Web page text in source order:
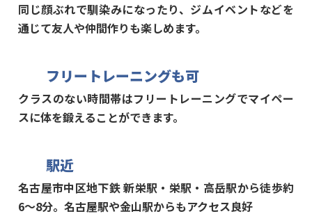
同じ顔ぶれで馴染みになったり、ジムイベントなどを
通じて友人や仲間作りも楽しめます。
フリートレーニングも可
クラスのない時間帯はフリートレーニングでマイペー
スに体を鍛えることができます。
駅近
名古屋市中区地下鉄 新栄駅・栄駅・高岳駅から徒歩約
6〜8分。名古屋駅や金山駅からもアクセス良好